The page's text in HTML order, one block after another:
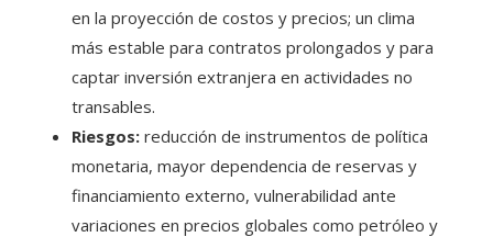
en la proyección de costos y precios; un clima
más estable para contratos prolongados y para
captar inversión extranjera en actividades no
transables.
Riesgos: reducción de instrumentos de política
monetaria, mayor dependencia de reservas y
financiamiento externo, vulnerabilidad ante
variaciones en precios globales como petróleo y